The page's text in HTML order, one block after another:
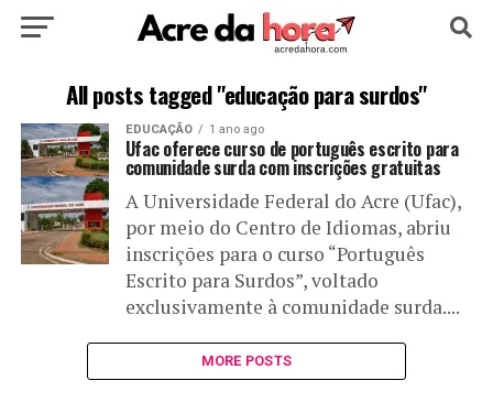
POLÍTICA CULTURA
EDUCAÇÃO NOTÍCIA MUNDO
All posts tagged "educação para surdos"
EDUCAÇÃO 1 ano ago
Ufac oferece curso de português escrito para
comunidade surda com inscrições gratuitas
A Universidade Federal do Acre (Ufac),
por meio do Centro de Idiomas, abriu
inscrições para o curso “Português
Escrito para Surdos”, voltado
exclusivamente à comunidade surda....
MORE POSTS